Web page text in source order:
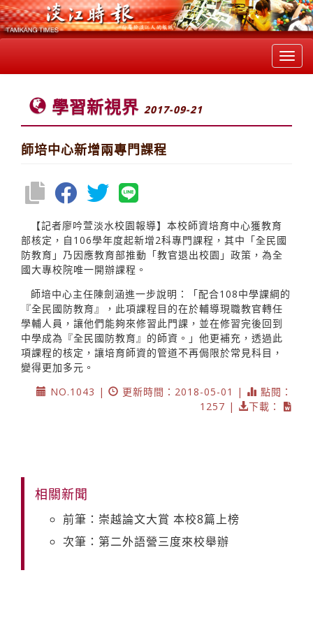
學習新視界 2017-09-21
師培中心新增兩專門課程
【記者廖吟萱淡水校園報導】本校師資培育中心獲教育
部核定，自106學年度起新增2科專門課程，其中「全民國
防教育」乃因應教育部推動「教官退出校園」政策，為全
國大專校院唯一開辦課程。
師培中心主任陳劍涵進一步說明：「配合108中學課綱的
『全民國防教育』，此項課程目的在於輔導現職教官轉任
學輔人員，讓他們能夠來修習此門課，並在修習完後回到
中學成為『全民國防教育』的師資。」他更補充，透過此
項課程的核定，讓培育師資的管道不再侷限於常見科目，
變得更加多元。
NO.1043 |
更新時間：2018-05-01 |
點閱：
1257 |
下載：
相關新聞
前筆：崇越論文大賞 本校8篇上榜
次筆：第二外語營三度來校舉辦